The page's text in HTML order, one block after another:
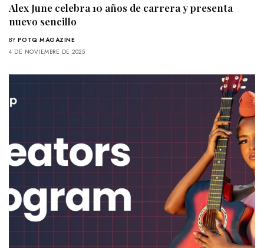
Alex June celebra 10 años de carrera y presenta
nuevo sencillo
BY POTQ MAGAZINE
4 DE NOVIEMBRE DE 2025